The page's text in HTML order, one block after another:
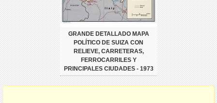
GRANDE DETALLADO MAPA
POLÍTICO DE SUIZA CON
RELIEVE, CARRETERAS,
FERROCARRILES Y
PRINCIPALES CIUDADES - 1973